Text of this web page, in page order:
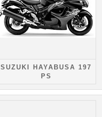
SUZUKI HAYABUSA 197
PS